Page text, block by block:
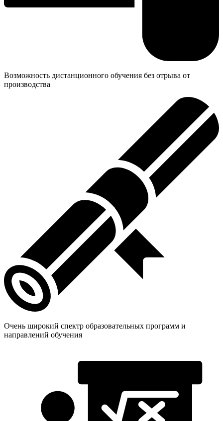
Возможность дистанционного обучения без отрыва от
производства
Очень широкий спектр образовательных программ и
направлений обучения